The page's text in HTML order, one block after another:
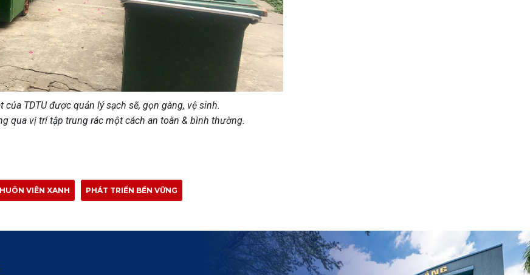
TDTU được quản lý sạch sẽ, gọn gàng, vệ sinh.
qua vị trí tập trung rác một cách an toàn & bình thường.
VIÊN XANH PHÁT TRIỂN BỀN VỮNG